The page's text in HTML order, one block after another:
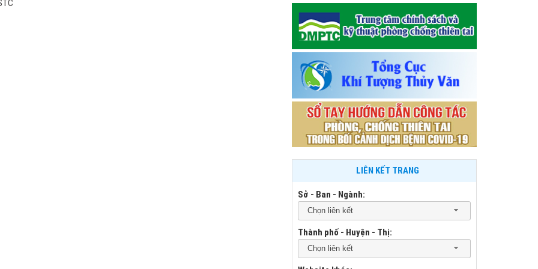
LIÊN KẾT TRANG
Sở - Ban - Ngành:
Chọn liên kết
Thành phố - Huyện - Thị:
Chọn liên kết